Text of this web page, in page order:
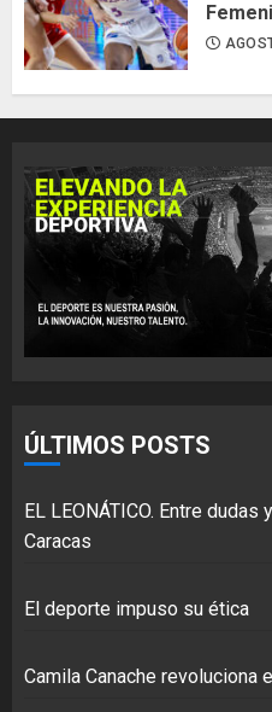
ÚLTIMOS POSTS
EL LEONÁTICO. Entre
Caracas
El deporte impuso su ética
Camila Canache revoluciona